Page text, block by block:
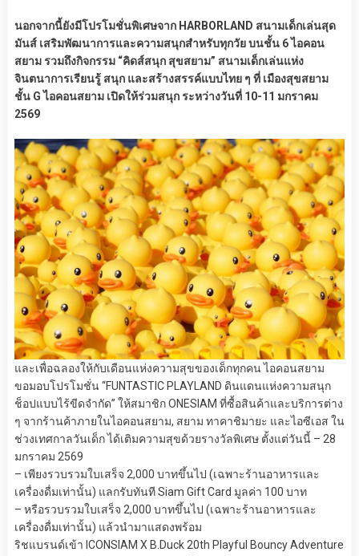
นอกจากนี้ยังมีโปรโมชั่นพิเศษจาก HARBORLAND สนามเด็กเล่นสุด
มันส์ เสริมพัฒนาการและความสนุกสำหรับทุกวัย บนชั้น 6 ไอคอน
สยาม รวมถึงกิจกรรม “คิดส์สนุก สุขสยาม” สนามเด็กเล่นแห่ง
จินตนาการเรียนรู้ สนุก และสร้างสรรค์แบบไทย ๆ ที่ เมืองสุขสยาม
ชั้น G ไอคอนสยาม เปิดให้ร่วมสนุก ระหว่างวันที่ 10-11 มกราคม
2569
และเพื่อฉลองให้กับเดือนแห่งความสุขของเด็กทุกคน ไอคอนสยาม
ขอมอบโปรโมชั่น “FUNTASTIC PLAYLAND ดินแดนแห่งความสนุก
ช็อปแบบไร้ขีดจำกัด” ให้สมาชิก ONESIAM ที่ซื้อสินค้าและบริการต่าง
ๆ จากร้านค้าภายในไอคอนสยาม, สยาม ทาคาชิมายะ และไอซีเอส ใน
ช่วงเทศกาลวันเด็ก ได้เติมความสุขด้วยรางวัลพิเศษ ตั้งแต่วันนี้ – 28
มกราคม 2569
– เพียงรวบรวมใบเสร็จ 2,000 บาทขึ้นไป (เฉพาะร้านอาหารและ
เครื่องดื่มเท่านั้น) แลกรับทันที Siam Gift Card มูลค่า 100 บาท
– หรือรวบรวมใบเสร็จ 2,000 บาทขึ้นไป (เฉพาะร้านอาหารและ
เครื่องดื่มเท่านั้น) แล้วนำมาแสดงพร้อม
ริชแบรนด์เข้า ICONSIAM X B.Duck 20th Playful Bouncy Adventure